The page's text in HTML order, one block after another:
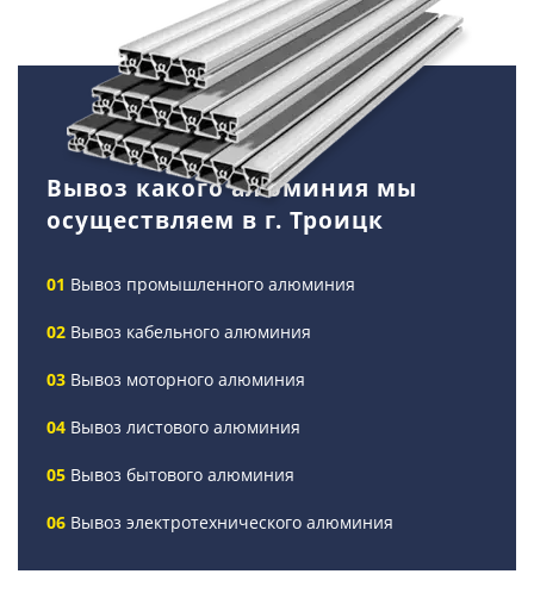
Вывоз какого алюминия мы
осуществляем в г. Троицк
Вывоз промышленного алюминия
Вывоз кабельного алюминия
Вывоз моторного алюминия
Вывоз листового алюминия
Вывоз бытового алюминия
Вывоз электротехнического алюминия